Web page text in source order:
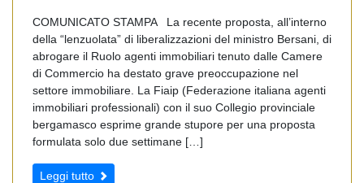
COMUNICATO STAMPA La recente proposta, all’interno
della “lenzuolata” di liberalizzazioni del ministro Bersani, di
abrogare il Ruolo agenti immobiliari tenuto dalle Camere
di Commercio ha destato grave preoccupazione nel
settore immobiliare. La Fiaip (Federazione italiana agenti
immobiliari professionali) con il suo Collegio provinciale
bergamasco esprime grande stupore per una proposta
formulata solo due settimane […]
Leggi tutto